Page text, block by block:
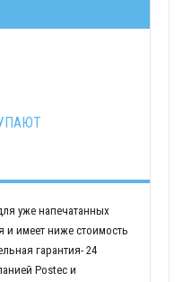
уже напечатанных
и имеет ниже стоимость
гарантия- 24
Postec и